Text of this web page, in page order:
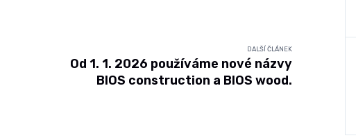
DALŠÍ ČLÁNEK
Od 1. 1. 2026 používáme nové názvy
BIOS construction a BIOS wood.